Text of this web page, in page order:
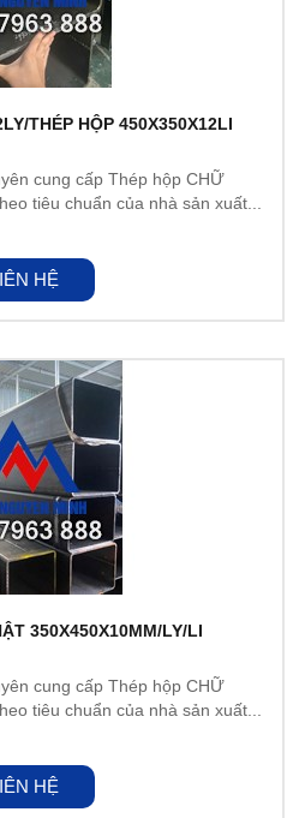
THÉP HỘP 450X350X12LI
cung cấp Thép hộp CHỮ
tiêu chuẩn của nhà sản xuất...
HỆ
350X450X10MM/LY/LI
cung cấp Thép hộp CHỮ
tiêu chuẩn của nhà sản xuất...
HỆ